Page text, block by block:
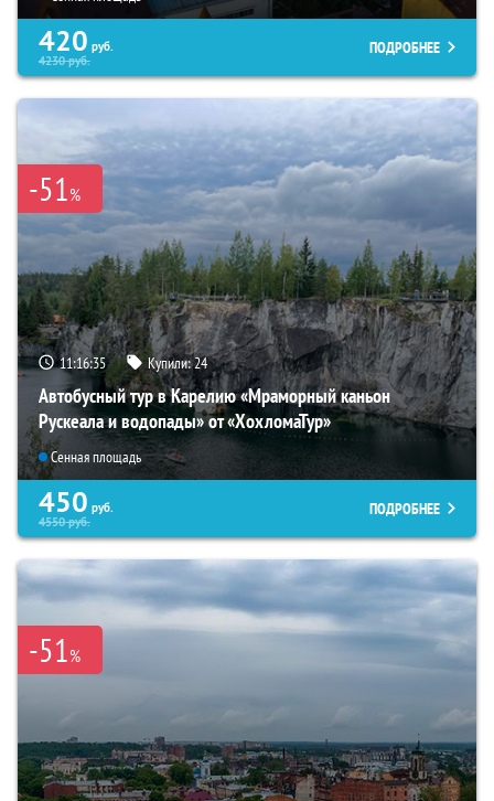
420 руб.
4230руб.
ПОДРОБНЕЕ
-51%
11:16:34 Купили:24
Автобусный тур в Карелию «Мраморный каньон
Рускеала и водопады» от «ХохломаТур»
Сенная площадь
450 руб.
4550руб.
ПОДРОБНЕЕ
-51%